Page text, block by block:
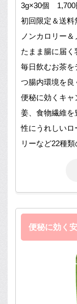
3g×30個 1,700
初回限定＆送料
ノンカロリー
たまま腸に届く
毎日飲むお茶
つ腸内環境を良
便秘に効くキャ
姜、食物繊維
性にうれしい
リーなど22種類
便秘に効く